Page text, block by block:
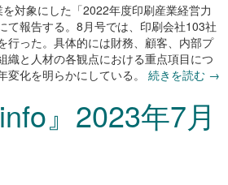
対象にした「2022年度印刷産業経営力
て報告する。8月号では、印刷会社103社
行った。具体的には財務、顧客、内部プ
織と人材の各観点における重点項目につ
変化を明らかにしている。 続きを読む →
』2023年7月